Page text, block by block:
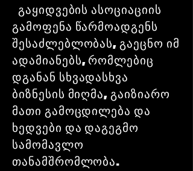
გაყიდვების ასოციაციის
გამოფენა წარმოადგენს
შესაძლებლობას, გაეცნო იმ
ადამიანებს, რომლებიც
დგანან სხვადასხვა
ბიზნესის მიღმა, გაიზიარო
მათი გამოცდილება და
ხედვები და დაგეგმო
სამომავლო
თანამშრომლობა.